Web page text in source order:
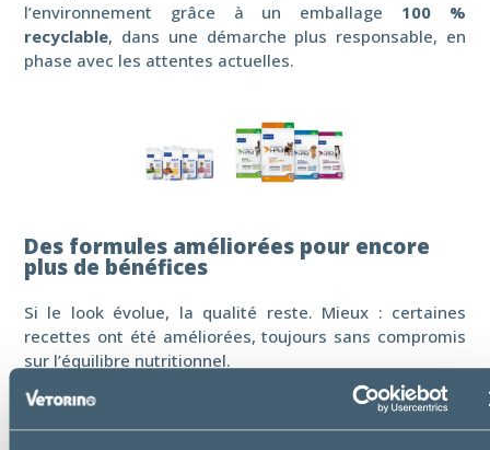
l’environnement grâce à un emballage 100 %
recyclable, dans une démarche plus responsable, en
phase avec les attentes actuelles.
Des formules améliorées pour encore
plus de bénéfices
Si le look évolue, la qualité reste. Mieux : certaines
recettes ont été améliorées, toujours sans compromis
sur l’équilibre nutritionnel.
Pour les chats, une attention particulière a été portée à
la santé bucco-dentaire. Unealgue brune marine